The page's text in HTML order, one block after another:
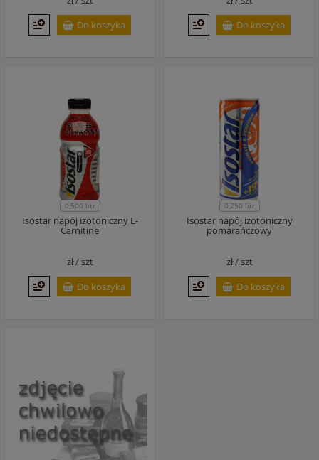
Do koszyka
Do koszyka
0,500 litr
Isostar napój izotoniczny L-
Carnitine
zł /szt
Do koszyka
0,250 litr
Isostar napój izotoniczny
pomarańczowy
zł /szt
Do koszyka